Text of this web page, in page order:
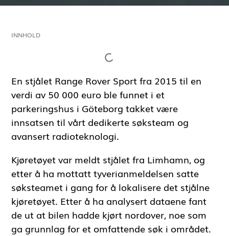
INNHOLD
En stjålet Range Rover Sport fra 2015 til en
verdi av 50 000 euro ble funnet i et
parkeringshus i Göteborg takket være
innsatsen til vårt dedikerte søksteam og
avansert radioteknologi.
Kjøretøyet var meldt stjålet fra Limhamn, og
etter å ha mottatt tyverianmeldelsen satte
søksteamet i gang for å lokalisere det stjålne
kjøretøyet. Etter å ha analysert dataene fant
de ut at bilen hadde kjørt nordover, noe som
ga grunnlag for et omfattende søk i området.